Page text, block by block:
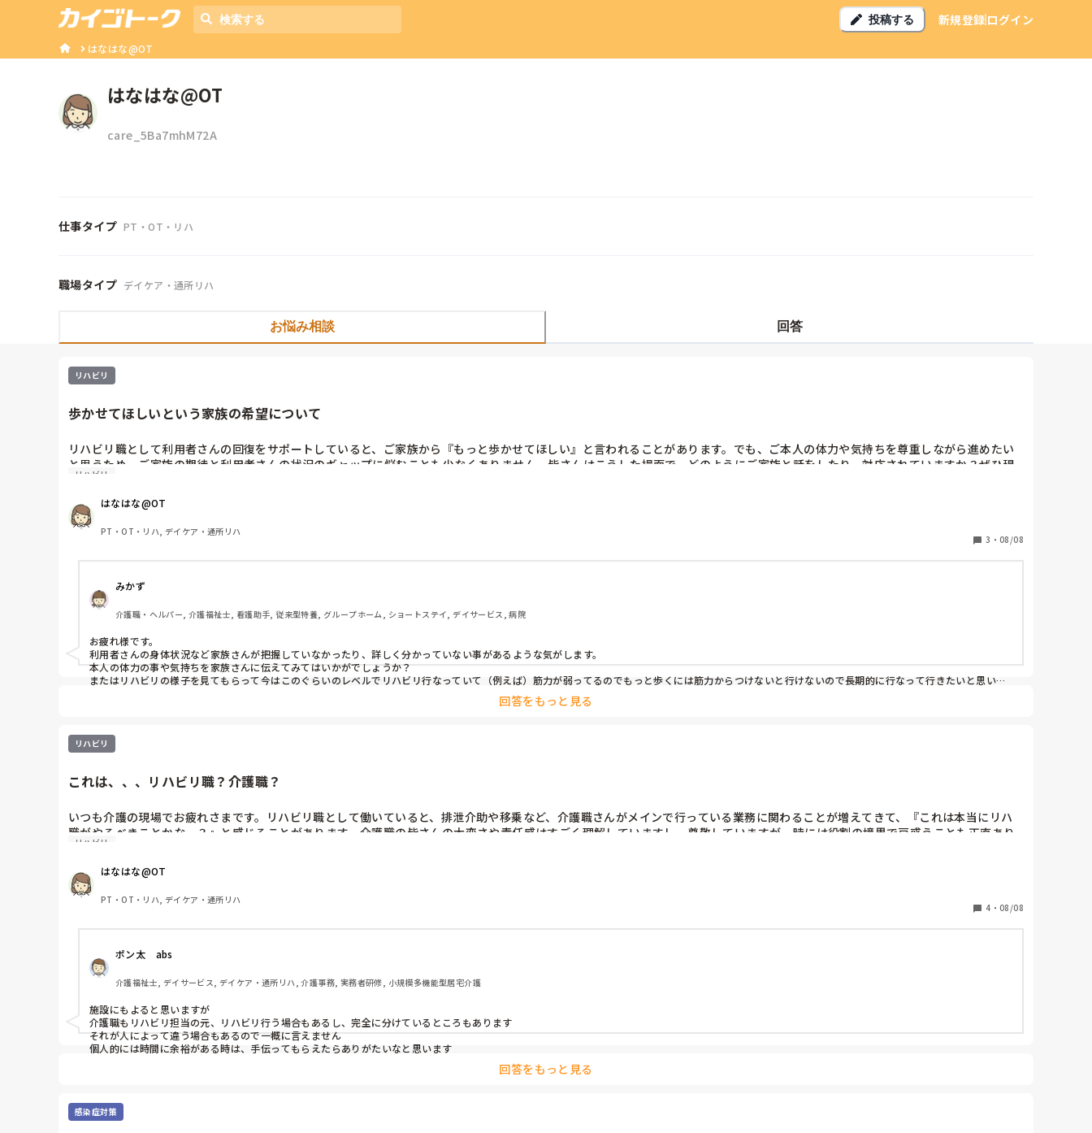
投稿する 新規登録ログイン
はなはな@OT
はなはな@OT
care_5Ba7mhM72A
仕事タイプ PT・OT・リハ
職場タイプ デイケア・通所リハ
お悩み相談 回答
リハビリ
歩かせてほしいという家族の希望について
リハビリ職として利用者さんの回復をサポートしていると、ご家族から『もっと歩かせてほしい』と言われることがあります。でも、ご本人の体力や気持ちを尊重しながら進めたい
と思うため、ご家族の期待と利用者さんの状況のギャップに悩むことも少なくありません。皆さんはこうした場面で、どのようにご家族と話をしたり、対応されていますか？ぜひ現
リハビリ
はなはな@OT
PT・OT・リハ, デイケア・通所リハ
3 ・ 08/08
みかず
介護職・ヘルパー, 介護福祉士, 看護助手, 従来型特養, グループホーム, ショートステイ, デイサービス, 病院
お疲れ様です。
利用者さんの身体状況など家族さんが把握していなかったり、詳しく分かっていない事があるような気がします。
本人の体力の事や気持ちを家族さんに伝えてみてはいかがでしょうか？
またはリハビリの様子を見てもらって今はこのぐらいのレベルでリハビリ行なっていて（例えば）筋力が弱ってるのでもっと歩くには筋力からつけないと行けないので長期的に行なって行きたいと思いま
回答をもっと見る
リハビリ
これは、、、リハビリ職？介護職？
いつも介護の現場でお疲れさまです。リハビリ職として働いていると、排泄介助や移乗など、介護職さんがメインで行っている業務に関わることが増えてきて、『これは本当にリハ
職がやるべきことかな…？』と感じることがあります。介護職の皆さんの大変さや責任感はすごく理解していますし、尊敬していますが、時には役割の境界で戸惑うことも正直あり
リハビリ
はなはな@OT
PT・OT・リハ, デイケア・通所リハ
4 ・ 08/08
ポン太　abs
介護福祉士, デイサービス, デイケア・通所リハ, 介護事務, 実務者研修, 小規模多機能型居宅介護
施設にもよると思いますが
介護職もリハビリ担当の元、リハビリ行う場合もあるし、完全に分けているところもあります
それが人によって違う場合もあるので一概に言えません
個人的には時間に余裕がある時は、手伝ってもらえたらありがたいなと思います
回答をもっと見る
感染症対策